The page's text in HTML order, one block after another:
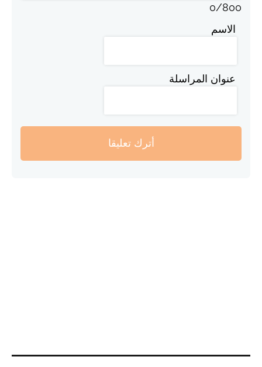
0/800
الاسم
عنوان المراسلة
أترك تعليقا